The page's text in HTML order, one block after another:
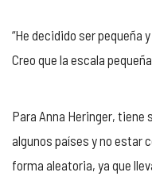
“He decidido ser pequeña
Creo que la escala
Para Anna Heringer,
algunos países y no estar
forma aleatoria, ya que